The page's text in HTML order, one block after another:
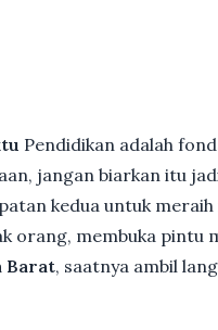
Pendidikan adalah
jangan biarkan itu
kedua untuk
orang, membuka pintu
Barat, saatnya ambil